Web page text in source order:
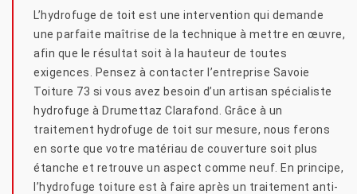
L’hydrofuge de toit est une intervention qui demande
une parfaite maîtrise de la technique à mettre en œuvre,
afin que le résultat soit à la hauteur de toutes
exigences. Pensez à contacter l’entreprise Savoie
Toiture 73 si vous avez besoin d’un artisan spécialiste
hydrofuge à Drumettaz Clarafond. Grâce à un
traitement hydrofuge de toit sur mesure, nous ferons
en sorte que votre matériau de couverture soit plus
étanche et retrouve un aspect comme neuf. En principe,
l’hydrofuge toiture est à faire après un traitement anti-